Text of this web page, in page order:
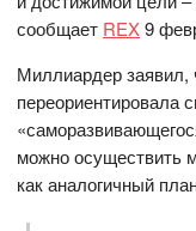
сообщает REX9
Миллиардер заявил,
переориентировала
можно осуществить
как аналогичный